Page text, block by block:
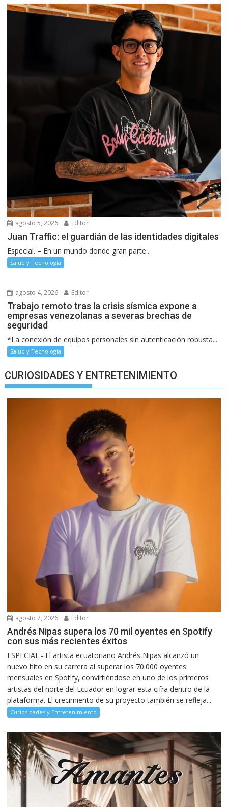
agosto 5, 2026 Editor
Juan Traffic: el guardián de las identidades digitales
Especial. – En un mundo donde gran parte...
Salud y Tecnología
agosto 4, 2026 Editor
Trabajo remoto tras la crisis sísmica expone a
empresas venezolanas a severas brechas de
seguridad
*La conexión de equipos personales sin autenticación robusta...
Salud y Tecnología
CURIOSIDADES Y ENTRETENIMIENTO
agosto 7, 2026 Editor
Andrés Nipas supera los 70 mil oyentes en Spotify
con sus más recientes éxitos
ESPECIAL.- El artista ecuatoriano Andrés Nipas alcanzó un
nuevo hito en su carrera al superar los 70.000 oyentes
mensuales en Spotify, convirtiéndose en uno de los primeros
artistas del norte del Ecuador en lograr esta cifra dentro de la
plataforma. El crecimiento de su proyecto también se refleja...
Curiosidades y Entretenimiento